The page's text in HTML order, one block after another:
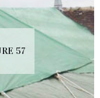
57